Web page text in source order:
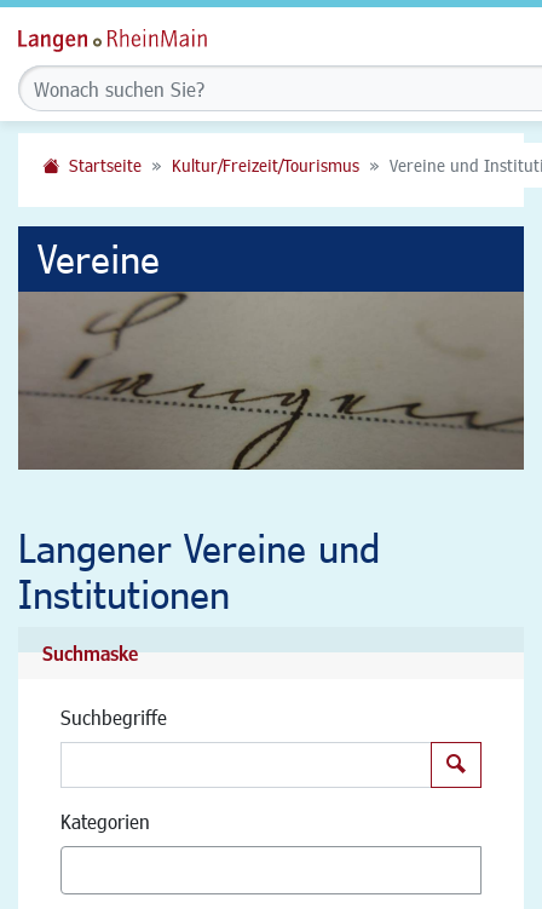
Startseite Kultur/Freizeit/Tourismus Vereine und
Vereine
Langener Vereine und
Institutionen
Suchmaske
Suchbegriffe
Kategorien